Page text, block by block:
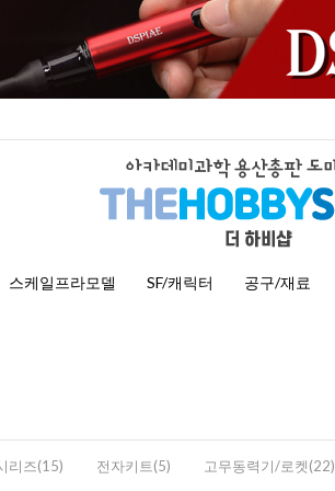
스케일프라모델 SF/캐릭터 공구/재료
리즈(15) 전자키트(5) 고무동력기/로켓(22)